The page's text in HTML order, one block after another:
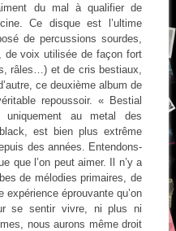
du mal à qualifier de
Ce disque est l’ultime
de percussions sourdes,
de voix utilisée de façon fort
râles…) et de cris bestiaux,
ce deuxième album de
repoussoir. « Bestial
uniquement au metal des
est bien plus extrême
des années. Entendons-
que l’on peut aimer. Il n’y a
de mélodies primaires, de
expérience éprouvante qu’on
se sentir vivre, ni plus ni
nous aurons même droit